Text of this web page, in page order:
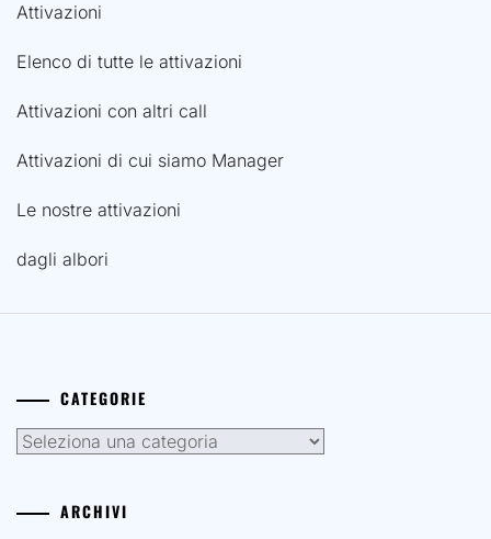
Attivazioni
Elenco di tutte le attivazioni
Attivazioni con altri call
Attivazioni di cui siamo Manager
Le nostre attivazioni
dagli albori
CATEGORIE
Categorie
ARCHIVI